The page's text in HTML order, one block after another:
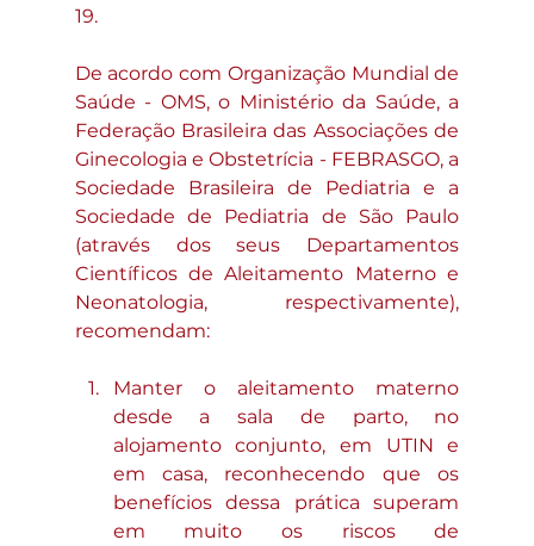
19.
De acordo com Organização Mundial de
Saúde - OMS, o Ministério da Saúde, a
Federação Brasileira das Associações de
Ginecologia e Obstetrícia - FEBRASGO, a
Sociedade Brasileira de Pediatria e a
Sociedade de Pediatria de São Paulo
(através dos seus Departamentos
Científicos de Aleitamento Materno e
Neonatologia, respectivamente),
recomendam:
Manter o aleitamento materno
desde a sala de parto, no
alojamento conjunto, em UTIN e
em casa, reconhecendo que os
benefícios dessa prática superam
em muito os riscos de